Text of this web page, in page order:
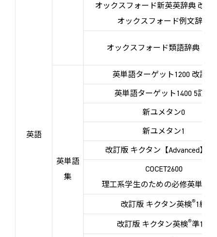
英語
オックスフォード新英英辞典 改訂
オックスフォード例文辞典
オックスフォード類語辞典 第2
英単語
集
英単語ターゲット1200 改訂版
英単語ターゲット1400 5訂版
新ユメタン0
新ユメタン1
改訂版 キクタン【Advanced】
COCET2600
理工系学生のための必修英単語
改訂版 キクタン英検®1級
改訂版 キクタン英検®準1級